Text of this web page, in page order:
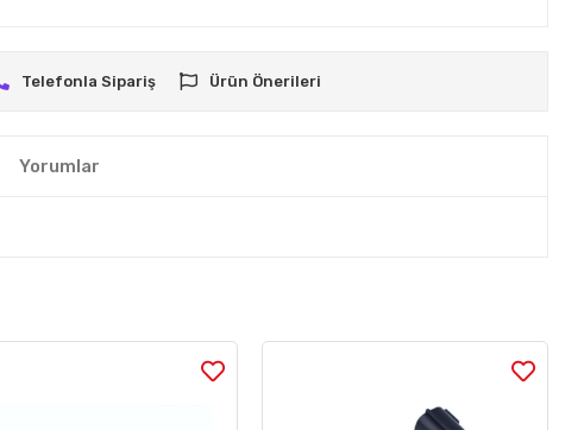
Telefonla Sipariş Ürün Önerileri
Yorumlar